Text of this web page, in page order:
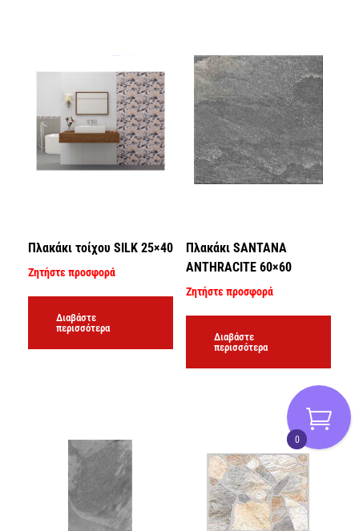
Πλακάκι τοίχου SILK 25×40
Ζητήστε προσφορά
Διαβάστε
περισσότερα
Πλακάκι SANTANA
ANTHRACITE 60×60
Ζητήστε προσφορά
Διαβάστε
περισσότερα
0